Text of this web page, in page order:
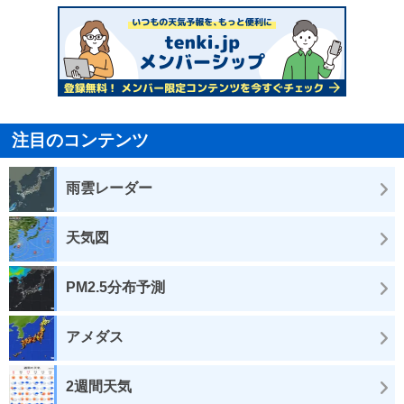
注目のコンテンツ
雨雲レーダー
天気図
PM2.5分布予測
アメダス
2週間天気